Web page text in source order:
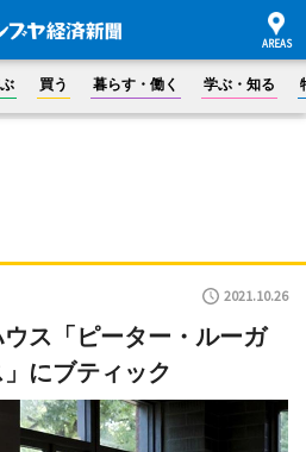
買う 暮らす・働く 学ぶ・知る
2021.10.26
ス「ピーター・ルーガ
にブティック